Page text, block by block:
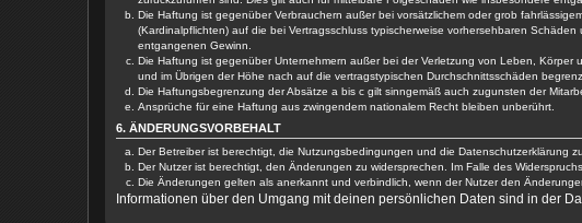
Die Haftung ist gegenüber Verbrauchern außer bei vorsätzlichem oder grob
(Kardinalpflichten) auf die bei Vertragsschluss typischerweise vorhersehbaren
entgangenen Gewinn.
Die Haftung ist gegenüber Unternehmern außer bei der Verletzung von Leben,
und im Übrigen der Höhe nach auf die vertragstypischen Durchschnittsschäden
Die Haftungsbegrenzung der Absätze a bis c gilt sinngemäß auch zugunsten der
Ansprüche für eine Haftung aus zwingendem nationalem Recht bleiben unberührt.
6. ÄNDERUNGSVORBEHALT
Der Betreiber ist berechtigt, die Nutzungsbedingungen und die Datenschutzerklärung
Der Nutzer ist berechtigt, den Änderungen zu widersprechen. Im Falle des
Die Änderungen gelten als anerkannt und verbindlich, wenn der Nutzer den
Informationen über den Umgang mit deinen persönlichen Daten sind in der